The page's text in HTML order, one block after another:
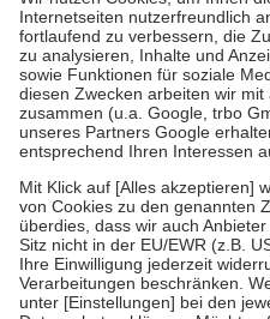
Kosten der Leistung zu
Diese Regeln gelten
Bei Heilmitteln und häuslicher
Zuzahlung zehn Prozent der
Verordnung.
Um das Engagement der
stärken und die besondere
fallenkeine Zuzahlungenan bei:
• Kindern und Jugendlichen bis
mit Ausnahme der Fahrkosten
• Untersuchungen zur Vorsorge
GKV getragen werden